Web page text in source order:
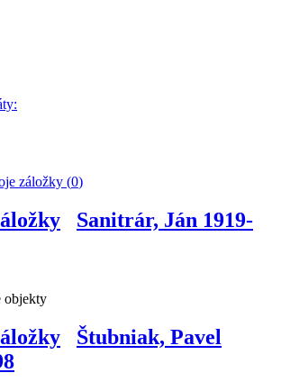
záložky (0)
Sanitrár, Ján 1919-
objekty
Štubniak, Pavel